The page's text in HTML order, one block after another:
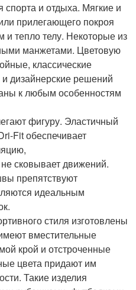
и отдыха. Мягкие и
прилегающего покроя
и тепло телу. Некоторые из
манжетами. Цветовую
классические
и дизайнерские решений
к любым особенностям
фигуру. Эластичный
Fit обеспечивает
сковывает движений.
препятствуют
идеальным
стиля изготовлены
вместительные
крой и отстроченные
цвета придают им
Такие изделия